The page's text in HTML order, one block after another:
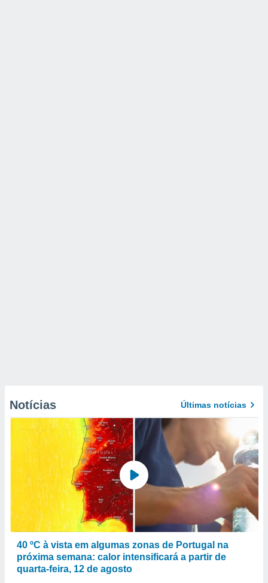
Notícias Últimas notícias
40 ºC à vista em algumas zonas de Portugal na
próxima semana: calor intensificará a partir de
quarta-feira, 12 de agosto